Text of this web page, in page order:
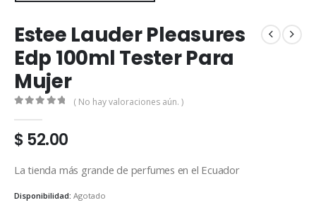
Estee Lauder Pleasures
Edp 100ml Tester Para
Mujer
( No hay valoraciones aún. )
$52.00
La tienda más grande de perfumes en el Ecuador
Disponibilidad: Agotado